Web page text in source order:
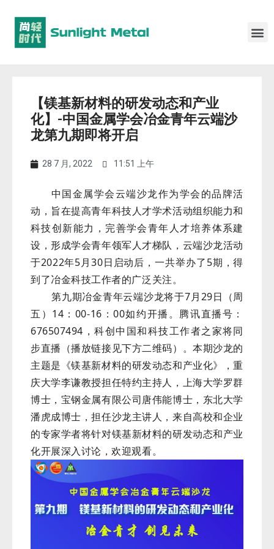
【镁基新材料的研发动态和产业
化】-中国金属学会冶金青年云端沙
龙第九期即将开启
28 7 月, 2022 11:51 上午
中国金属学会云端沙龙作为学会的品牌活
动，旨在提高青年科技人才学术活动组织能力和
科技创新能力，完善学会青年人才培养体系建
设，形成学会青年领军人才梯队，云端沙龙活动
于2022年5月30日启动后，一共举办了5期，得
到了冶金科技工作者的广泛关注。
第九期冶金青年云端沙龙将于7月29日（周
五）14：00-16：00如约开播。腾讯直播号：
676507494，科创中国和科技工作者之家将同
步直播（播放链接见下方二维码）。本期沙龙的
主题是《镁基新材料的研发动态和产业化》，重
庆大学李谦教授担任特约主持人，上海大学罗群
博士，宝钢金属有限公司唐伟能博士，东北大学
潘虎成博士，担任沙龙主讲人，来自高校和企业
的专家学者将针对镁基新材料的研发动态和产业
化开展深入讨论，欢迎观看。